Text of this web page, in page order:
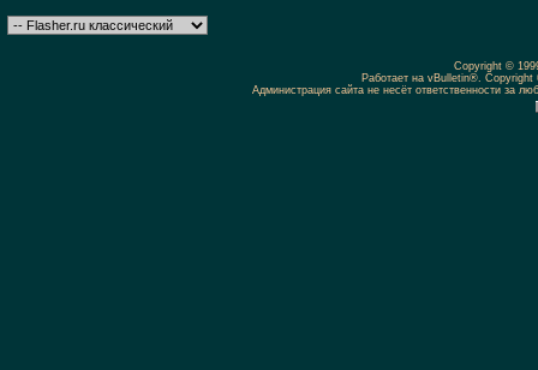
Copyright ©
Работает на vBulletin®.
Администрация сайта не несёт ответственности за